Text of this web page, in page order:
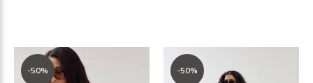
-50% -50%